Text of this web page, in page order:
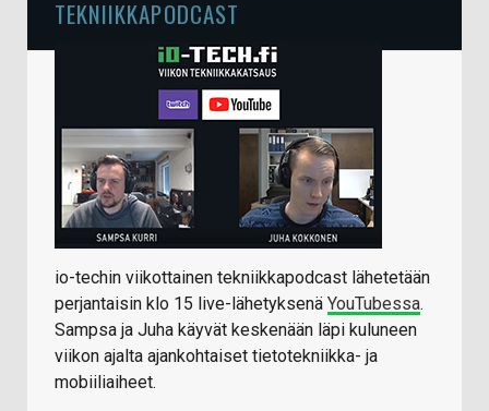
TEKNIIKKAPODCAST
io-techin viikottainen tekniikkapodcast lähetetään
perjantaisin klo 15 live-lähetyksenä YouTubessa.
Sampsa ja Juha käyvät keskenään läpi kuluneen
viikon ajalta ajankohtaiset tietotekniikka- ja
mobiiliaiheet.